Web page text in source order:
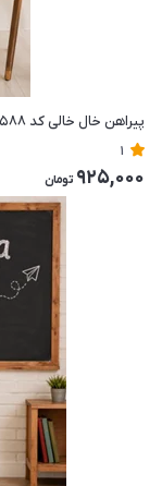
پیراهن خال خالی کد ۲۵۸۸
1
925,000 تومان